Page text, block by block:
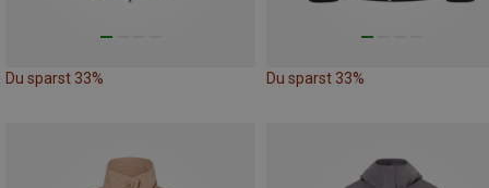
Du sparst 33% Du sparst 33%